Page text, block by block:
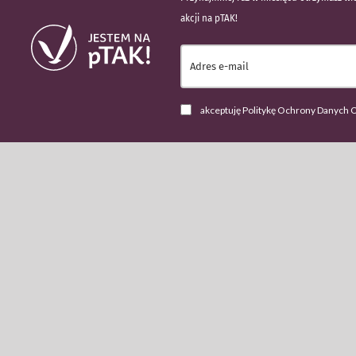
akcji na pTAK!
akceptuję Politykę Ochrony Danych